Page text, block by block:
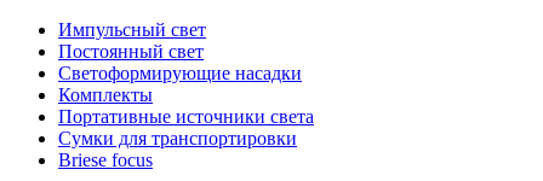
Импульсный свет
Постоянный свет
Светоформирующие насадки
Комплекты
Портативные источники света
Сумки для транспортировки
Briese focus